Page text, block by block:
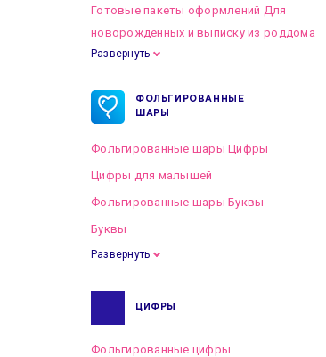
Готовые пакеты оформлений Для
новорожденных и выписку из роддома
Готовые пакеты оформлений на Свадьбу
Развернуть
ФОЛЬГИРОВАННЫЕ
ШАРЫ
Фольгированные шары Цифры
Цифры для малышей
Фольгированные шары Буквы
Буквы
Развернуть
ЦИФРЫ
Фольгированные цифры